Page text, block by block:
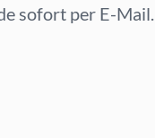
sofort per E-Mail.